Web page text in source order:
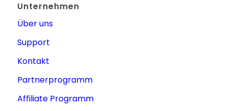
Unternehmen
Über uns
Support
Kontakt
Partnerprogramm
Affiliate Programm